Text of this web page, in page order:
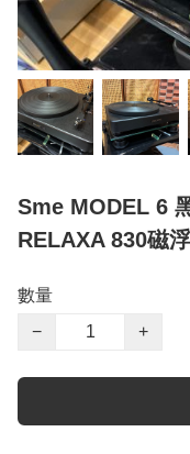
Sme MODEL 6
RELAXA 830磁
數量
−
+